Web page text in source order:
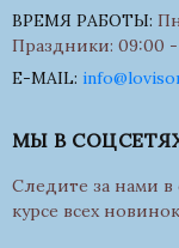
ВРЕМЯ РАБОТЫ:
Праздники: 09:00 -
E-MAIL:
МЫ В
Следите за нами в
курсе всех